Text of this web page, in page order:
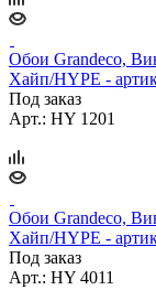
Обои Grandeco,
Хайп/HYPE -
Под заказ
Арт.: HY 1201
Обои Grandeco,
Хайп/HYPE -
Под заказ
Арт.: HY 4011